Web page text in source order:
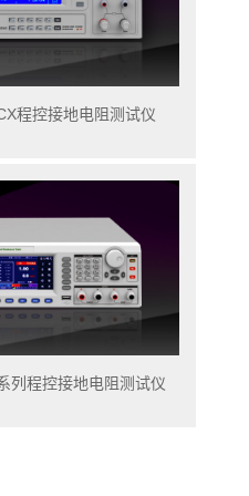
程控接地电阻测试仪
列程控接地电阻测试仪